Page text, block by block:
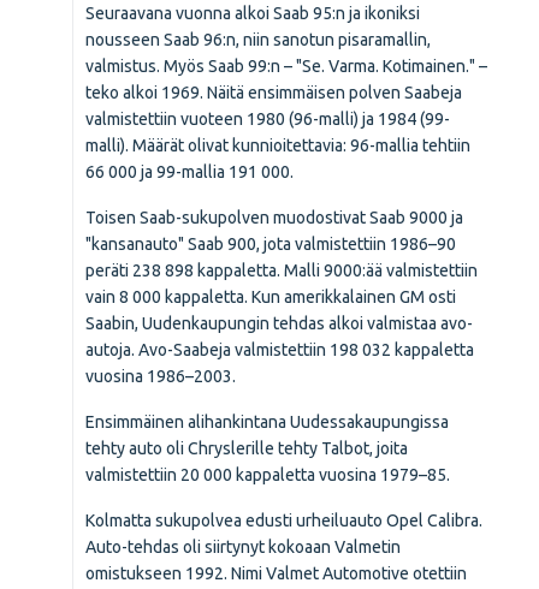
Seuraavana vuonna alkoi Saab 95:n ja ikoniksi
nousseen Saab 96:n, niin sanotun pisaramallin,
valmistus. Myös Saab 99:n – "Se. Varma. Kotimainen." –
teko alkoi 1969. Näitä ensimmäisen polven Saabeja
valmistettiin vuoteen 1980 (96-malli) ja 1984 (99-
malli). Määrät olivat kunnioitettavia: 96-mallia tehtiin
66 000 ja 99-mallia 191 000.
Toisen Saab-sukupolven muodostivat Saab 9000 ja
"kansanauto" Saab 900, jota valmistettiin 1986–90
peräti 238 898 kappaletta. Malli 9000:ää valmistettiin
vain 8 000 kappaletta. Kun amerikkalainen GM osti
Saabin, Uudenkaupungin tehdas alkoi valmistaa avo-
autoja. Avo-Saabeja valmistettiin 198 032 kappaletta
vuosina 1986–2003.
Ensimmäinen alihankintana Uudessakaupungissa
tehty auto oli Chryslerille tehty Talbot, joita
valmistettiin 20 000 kappaletta vuosina 1979–85.
Kolmatta sukupolvea edusti urheiluauto Opel Calibra.
Auto-tehdas oli siirtynyt kokoaan Valmetin
omistukseen 1992. Nimi Valmet Automotive otettiin